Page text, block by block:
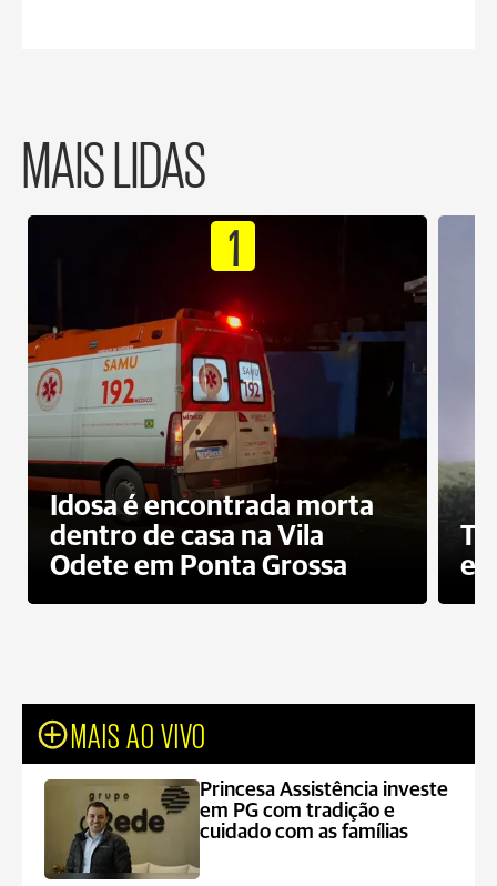
MAIS LIDAS
1
Idosa é encontrada morta
dentro de casa na Vila
Odete em Ponta Grossa
e
MAIS AO VIVO
Princesa Assistência investe
em PG com tradição e
cuidado com as famílias